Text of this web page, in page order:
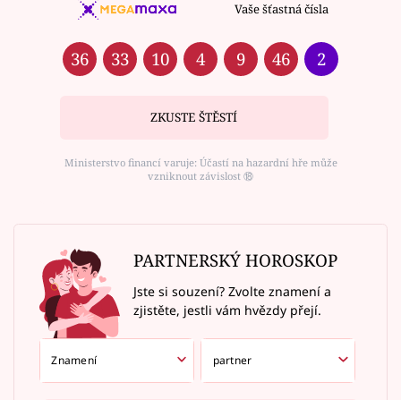
Vaše šťastná čísla
36 33 10 4 9 46 2
ZKUSTE ŠTĚSTÍ
Ministerstvo financí varuje: Účastí na hazardní hře může
vzniknout závislost ⑱
PARTNERSKÝ HOROSKOP
Jste si souzení? Zvolte znamení a
zjistěte, jestli vám hvězdy přejí.